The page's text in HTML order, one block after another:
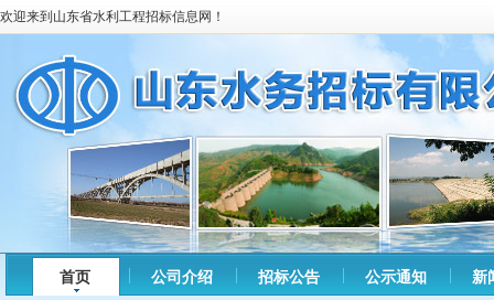
欢迎来到山东省水利工程招标信息网！
首页 公司介绍 招标公告 公示通知 新